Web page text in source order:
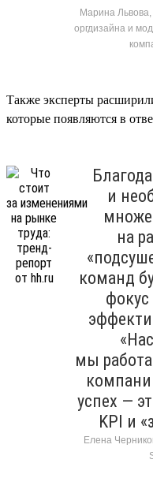
Марина Львова,
оргдизайна и
Также эксперты
которые появляются в
и
на
команд
мы
успех —
KPI и
Елена